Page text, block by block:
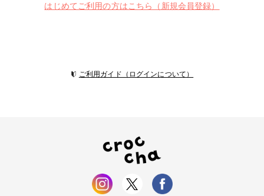
はじめてご利用の方はこちら（新規会員登録）
ご利用ガイド（ログインについて）